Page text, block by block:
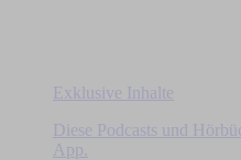
Exklusive Inhalte
Diese Podcasts und
App.